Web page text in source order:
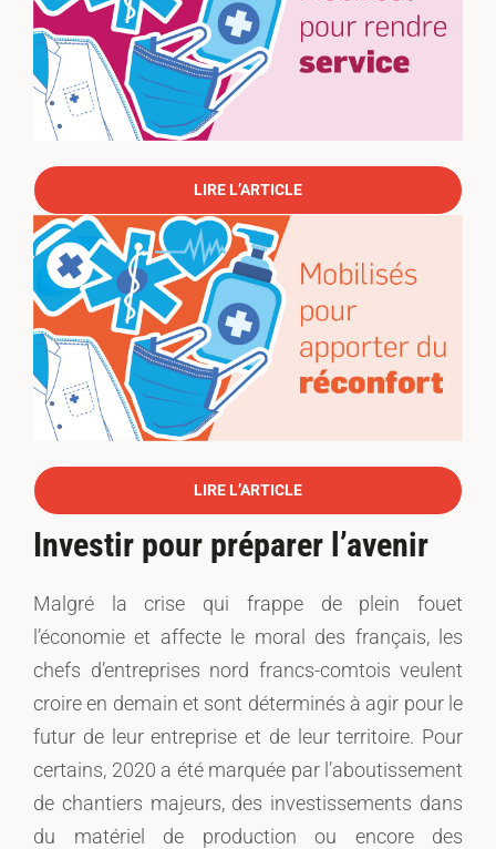
LIRE L’ARTICLE
LIRE L’ARTICLE
Investir pour préparer l’avenir
Malgré la crise qui frappe de plein fouet
l’économie et affecte le moral des français, les
chefs d’entreprises nord francs-comtois veulent
croire en demain et sont déterminés à agir pour le
futur de leur entreprise et de leur territoire. Pour
certains, 2020 a été marquée par l’aboutissement
de chantiers majeurs,des investissements dans
du matériel de production ou encore des